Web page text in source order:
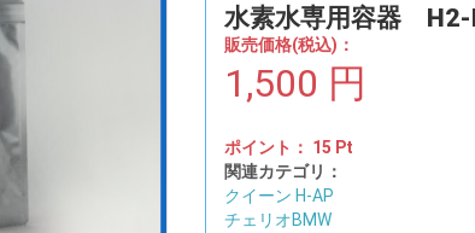
水素水専用容器
販売価格(税込)：
1,500 円
ポイント： 15 Pt
関連カテゴリ：
クイーン H-AP
チェリオBMW